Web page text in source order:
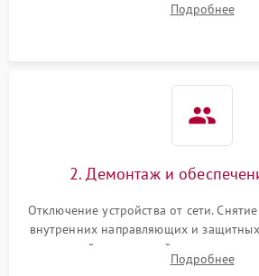
конвекцией, панелью управления или
Подробнее
2. Демонтаж и
Отключение устройства от сети.
внутренних направляющих и
задней или верхней панели для
нагревательным элементам, плате
Подробнее